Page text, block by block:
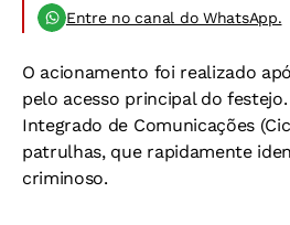
Entre no canal do WhatsApp.
O acionamento foi realizado
pelo acesso principal do
Integrado de Comunicações
patrulhas, que rapidamente
criminoso.